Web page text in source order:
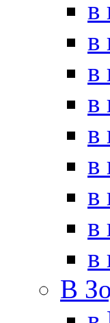
в
в
в
в
в
в
в
в
в
В